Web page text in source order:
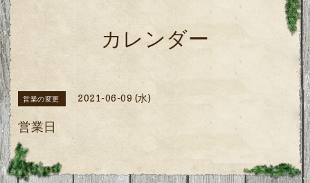
カレンダー
営業の変更 2021-06-09 (水)
営業日